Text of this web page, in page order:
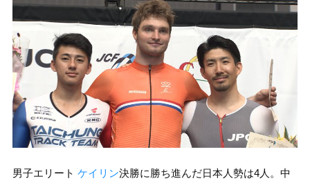
男子エリート ケイリン決勝に勝ち進んだ日本人勢は4人。中